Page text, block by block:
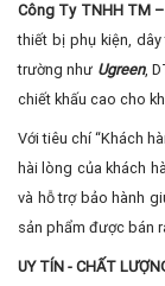
Công Ty TNHH TM
thiết bị phụ kiện,
trường như Ugreen,
chiết khấu cao cho
Với tiêu chí “Khách
hài lòng của khách
và hỗ trợ bảo hành
sản phẩm được bán
UY TÍN - CHẤT